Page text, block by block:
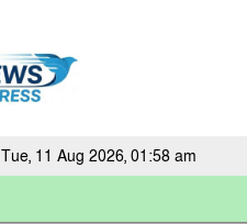
Tue, 11 Aug 2026, 01:58 am